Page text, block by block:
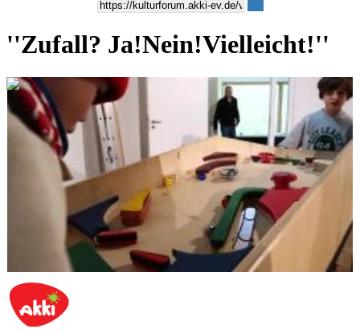
''Zufall? Ja!Nein!Vielleicht!''
0:04:23